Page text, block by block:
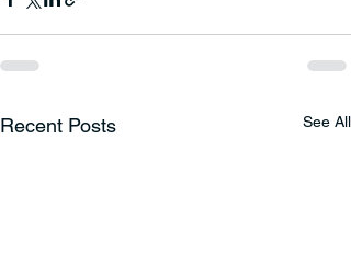
Recent Posts See All